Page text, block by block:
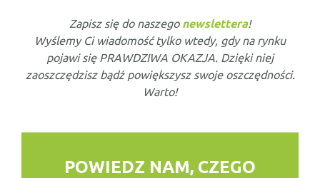
Zapisz się do naszego newslettera!
Wyślemy Ci wiadomość tylko wtedy, gdy na rynku
pojawi się PRAWDZIWA OKAZJA. Dzięki niej
zaoszczędzisz bądź powiększysz swoje oszczędności.
Warto!
POWIEDZ NAM, CZEGO